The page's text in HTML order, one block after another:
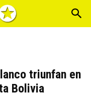
triunfan en
Bolivia